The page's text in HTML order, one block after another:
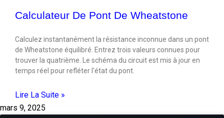
Calculateur De Pont De Wheatstone
Calculez instantanément la résistance inconnue dans un pont
de Wheatstone équilibré. Entrez trois valeurs connues pour
trouver la quatrième. Le schéma du circuit est mis à jour en
temps réel pour refléter l'état du pont.
Lire La Suite »
mars 9, 2025